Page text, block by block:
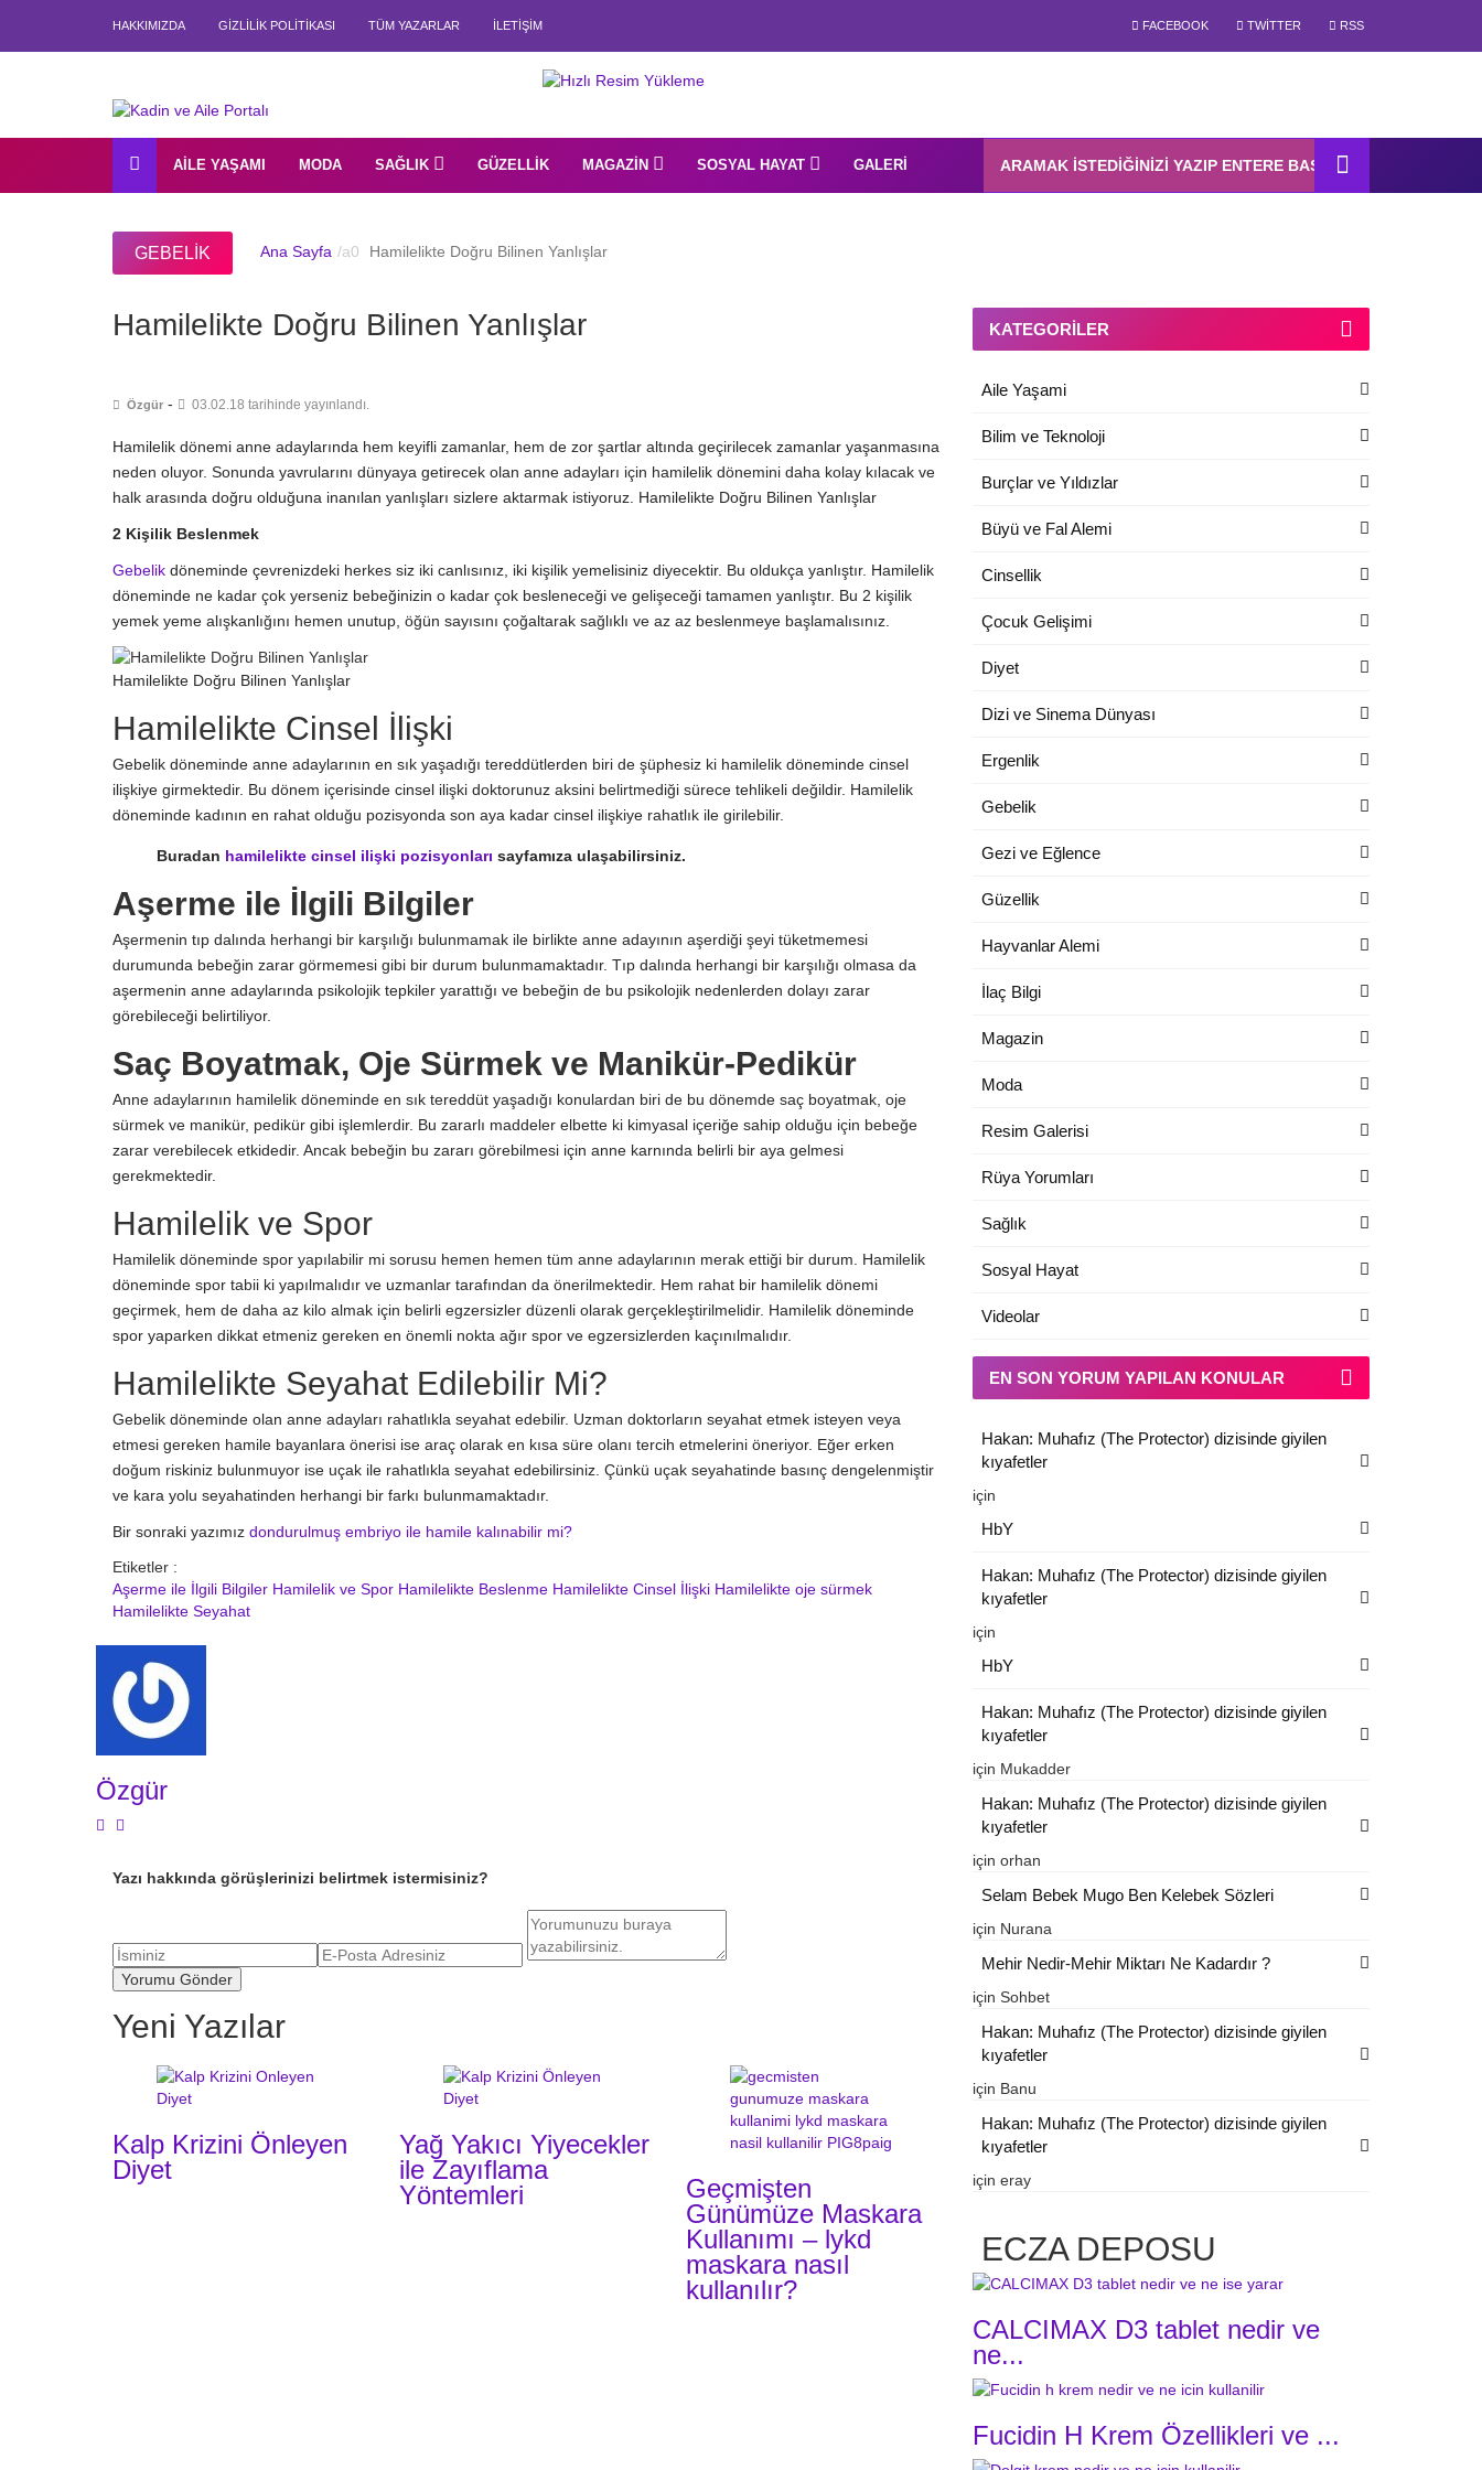
HAKKIMIZDA GIZLILIK POLITIKASI TÜM YAZARLAR İLETIŞIM FACEBOOK TWITTER RSS
AILE YAŞAMI MODA SAĞLIK GÜZELLIK MAGAZIN SOSYAL HAYAT GALERI
GEBELIK Ana Sayfa Hamilelikte Doğru Bilinen Yanlışlar
Hamilelikte Doğru Bilinen Yanlışlar
Özgür - 03.02.18 tarihinde yayınlandı.
Hamilelik dönemi anne adaylarında hem keyifli zamanlar, hem de zor şartlar altında geçirilecek zamanlar yaşanmasına
neden oluyor. Sonunda yavrularını dünyaya getirecek olan anne adayları için hamilelik dönemini daha kolay kılacak ve
halk arasında doğru olduğuna inanılan yanlışları sizlere aktarmak istiyoruz. Hamilelikte Doğru Bilinen Yanlışlar
2 Kişilik Beslenmek
Gebelik döneminde çevrenizdeki herkes siz iki canlısınız, iki kişilik yemelisiniz diyecektir. Bu oldukça yanlıştır. Hamilelik
döneminde ne kadar çok yerseniz bebeğinizin o kadar çok besleneceği ve gelişeceği tamamen yanlıştır. Bu 2 kişilik
yemek yeme alışkanlığını hemen unutup, öğün sayısını çoğaltarak sağlıklı ve az az beslenmeye başlamalısınız.
Hamilelikte Doğru Bilinen Yanlışlar
Hamilelikte Cinsel İlişki
Gebelik döneminde anne adaylarının en sık yaşadığı tereddütlerden biri de şüphesiz ki hamilelik döneminde cinsel
ilişkiye girmektedir. Bu dönem içerisinde cinsel ilişki doktorunuz aksini belirtmediği sürece tehlikeli değildir. Hamilelik
döneminde kadının en rahat olduğu pozisyonda son aya kadar cinsel ilişkiye rahatlık ile girilebilir.
Buradan hamilelikte cinsel ilişki pozisyonları sayfamıza ulaşabilirsiniz.
Aşerme ile İlgili Bilgiler
Aşermenin tıp dalında herhangi bir karşılığı bulunmamak ile birlikte anne adayının aşerdiği şeyi tüketmemesi
durumunda bebeğin zarar görmemesi gibi bir durum bulunmamaktadır. Tıp dalında herhangi bir karşılığı olmasa da
aşermenin anne adaylarında psikolojik tepkiler yarattığı ve bebeğin de bu psikolojik nedenlerden dolayı zarar
görebileceği belirtiliyor.
Saç Boyatmak, Oje Sürmek ve Manikür-Pedikür
Anne adaylarının hamilelik döneminde en sık tereddüt yaşadığı konulardan biri de bu dönemde saç boyatmak, oje
sürmek ve manikür, pedikür gibi işlemlerdir. Bu zararlı maddeler elbette ki kimyasal içeriğe sahip olduğu için bebeğe
zarar verebilecek etkidedir. Ancak bebeğin bu zararı görebilmesi için anne karnında belirli bir aya gelmesi
gerekmektedir.
Hamilelik ve Spor
Hamilelik döneminde spor yapılabilir mi sorusu hemen hemen tüm anne adaylarının merak ettiği bir durum. Hamilelik
döneminde spor tabii ki yapılmalıdır ve uzmanlar tarafından da önerilmektedir. Hem rahat bir hamilelik dönemi
geçirmek, hem de daha az kilo almak için belirli egzersizler düzenli olarak gerçekleştirilmelidir. Hamilelik döneminde
spor yaparken dikkat etmeniz gereken en önemli nokta ağır spor ve egzersizlerden kaçınılmalıdır.
Hamilelikte Seyahat Edilebilir Mi?
Gebelik döneminde olan anne adayları rahatlıkla seyahat edebilir. Uzman doktorların seyahat etmek isteyen veya
etmesi gereken hamile bayanlara önerisi ise araç olarak en kısa süre olanı tercih etmelerini öneriyor. Eğer erken
doğum riskiniz bulunmuyor ise uçak ile rahatlıkla seyahat edebilirsiniz. Çünkü uçak seyahatinde basınç dengelenmiştir
ve kara yolu seyahatinden herhangi bir farkı bulunmamaktadır.
Bir sonraki yazımız dondurulmuş embriyo ile hamile kalınabilir mi?
Etiketler :
Aşerme ile İlgili Bilgiler Hamilelik ve Spor Hamilelikte Beslenme Hamilelikte Cinsel İlişki Hamilelikte oje sürmek
Hamilelikte Seyahat
Özgür
Yazı hakkında görüşlerinizi belirtmek istermisiniz?
Yeni Yazılar
Kalp Krizini Önleyen
Diyet
Yağ Yakıcı Yiyecekler
ile Zayıflama
Yöntemleri
Geçmişten
Günümüze Maskara
Kullanımı – lykd
maskara nasıl
kullanılır?
KATEGORILER
Aile Yaşami
Bilim ve Teknoloji
Burçlar ve Yıldızlar
Büyü ve Fal Alemi
Cinsellik
Çocuk Gelişimi
Diyet
Dizi ve Sinema Dünyası
Ergenlik
Gebelik
Gezi ve Eğlence
Güzellik
Hayvanlar Alemi
İlaç Bilgi
Magazin
Moda
Resim Galerisi
Rüya Yorumları
Sağlık
Sosyal Hayat
Videolar
EN SON YORUM YAPILAN KONULAR
Hakan: Muhafız (The Protector) dizisinde giyilen
kıyafetler
için
HbY
Hakan: Muhafız (The Protector) dizisinde giyilen
kıyafetler
için
HbY
Hakan: Muhafız (The Protector) dizisinde giyilen
kıyafetler
için Mukadder
Hakan: Muhafız (The Protector) dizisinde giyilen
kıyafetler
için orhan
Selam Bebek Mugo Ben Kelebek Sözleri
için Nurana
Mehir Nedir-Mehir Miktarı Ne Kadardır ?
için Sohbet
Hakan: Muhafız (The Protector) dizisinde giyilen
kıyafetler
için Banu
Hakan: Muhafız (The Protector) dizisinde giyilen
kıyafetler
için eray
ECZA DEPOSU
CALCIMAX D3 tablet nedir ve
ne...
Fucidin H Krem Özellikleri ve ...